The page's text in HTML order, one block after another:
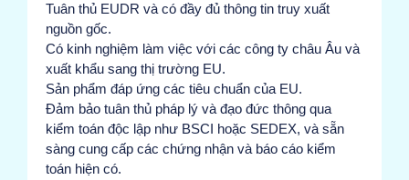
Tuân thủ EUDR và có đầy đủ thông tin truy xuất
nguồn gốc.
Có kinh nghiệm làm việc với các công ty châu Âu và
xuất khẩu sang thị trường EU.
Sản phẩm đáp ứng các tiêu chuẩn của EU.
Đảm bảo tuân thủ pháp lý và đạo đức thông qua
kiểm toán độc lập như BSCI hoặc SEDEX, và sẵn
sàng cung cấp các chứng nhận và báo cáo kiểm
toán hiện có.